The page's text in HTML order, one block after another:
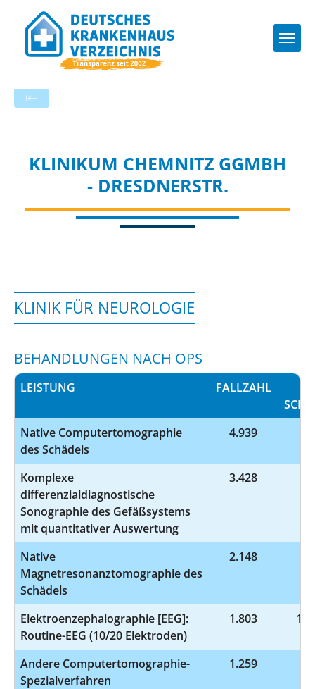
KLINIKUM CHEMNITZ GGMBH
- DRESDNERSTR.
KLINIK FÜR NEUROLOGIE
BEHANDLUNGEN NACH OPS
LEISTUNG FALLZAHL
Native Computertomographie
des Schädels
4.939
Komplexe
differenzialdiagnostische
Sonographie des Gefäßsystems
mit quantitativer Auswertung
3.428
Native
Magnetresonanztomographie des
Schädels
2.148
Elektroenzephalographie [EEG]:
Routine-EEG (10/20 Elektroden)
1.803 1-
Andere Computertomographie-
Spezialverfahren
1.259